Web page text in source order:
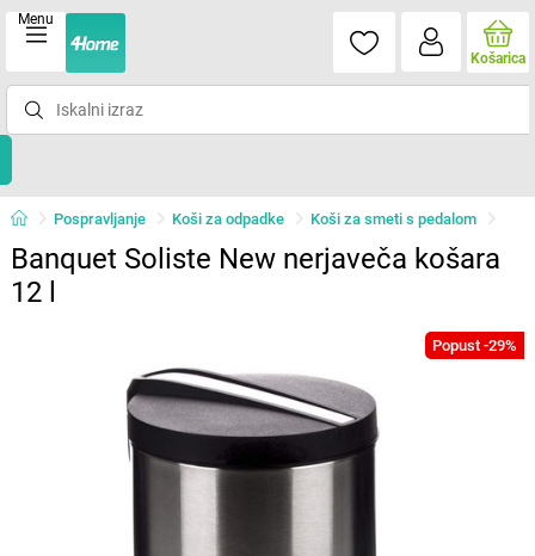
Menu
Košarica
Pospravljanje Koši za odpadke Koši za smeti s pedalom
Banquet Soliste New nerjaveča košara
12 l
Popust -29%